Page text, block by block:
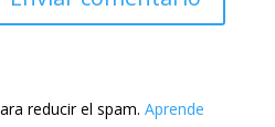
reducir el spam. Aprende